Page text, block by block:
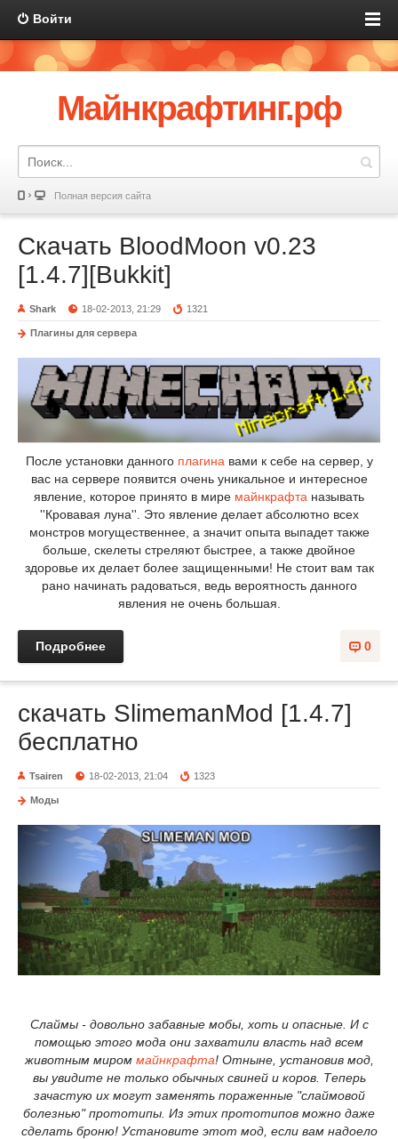
Войти
Майнкрафтинг.рф
Полная версия сайта
Скачать BloodMoon v0.23
[1.4.7][Bukkit]
Shark 18-02-2013, 21:29 1321
Плагины для сервера
После установки данного плагина вами к себе на сервер, у
вас на сервере появится очень уникальное и интересное
явление, которое принято в мире майнкрафта называть
''Кровавая луна''. Это явление делает абсолютно всех
монстров могущественнее, а значит опыта выпадет также
больше, скелеты стреляют быстрее, а также двойное
здоровье их делает более защищенными! Не стоит вам так
рано начинать радоваться, ведь вероятность данного
явления не очень большая.
0
Подробнее
скачать SlimemanMod [1.4.7]
бесплатно
Tsairen 18-02-2013, 21:04 1323
Моды
Слаймы - довольно забавные мобы, хоть и опасные. И с
помощью этого мода они захватили власть над всем
животным миром майнкрафта! Отныне, установив мод,
вы увидите не только обычных свиней и коров. Теперь
зачастую их могут заменять пораженные "слаймовой
болезнью" прототипы. Из этих прототипов можно даже
сделать броню! Установите этот мод, если вам надоело